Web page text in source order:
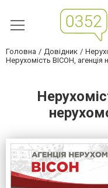
Головна Довідник
Нерухомість ВІСОН, агенція